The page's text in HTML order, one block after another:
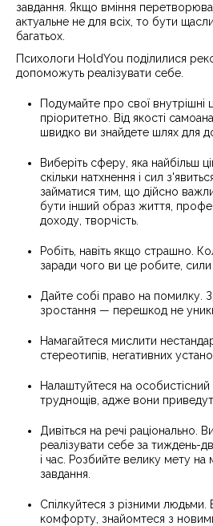
завдання. Якщо вміння
актуальне не для всіх, то бути
багатьох.
Психологи HoldYou поділилися
допоможуть реалізувати себе.
Подумайте про свої внутрішні
пріоритетно. Від якості
швидко ви знайдете шлях для
Виберіть сферу, яка найбільш
скільки натхнення і сил
займатися тим, що дійсно
бути інший образ життя,
доходу, творчість.
Робіть, навіть якщо страшно.
заради чого ви це робите, сили
Дайте собі право на помилку.
зростання — перешкод не
Намагайтеся мислити
стереотипів, негативних
Налаштуйтеся на особистісний
труднощів, адже вони
Дивіться на речі раціонально.
реалізувати себе за тиждень-
і час. Розбийте велику мету на
завдання.
Спілкуйтеся з різними людьми.
комфорту, знайомтеся з